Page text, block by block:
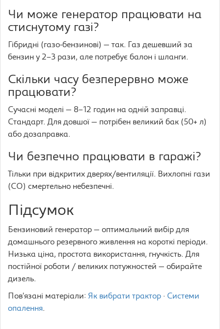
Чи може генератор працювати на
стиснутому газі?
Гібридні (газо-бензинові) — так. Газ дешевший за
бензин у 2–3 рази, але потребує балон і шланги.
Скільки часу безперервно може
працювати?
Сучасні моделі — 8–12 годин на одній заправці.
Стандарт. Для довшої — потрібен великий бак (50+ л)
або дозаправка.
Чи безпечно працювати в гаражі?
Тільки при відкритих дверях/вентиляції. Вихлопні гази
(CO) смертельно небезпечні.
Підсумок
Бензиновий генератор — оптимальний вибір для
домашнього резервного живлення на короткі періоди.
Низька ціна, простота використання, гнучкість. Для
постійної роботи / великих потужностей — обирайте
дизель.
Пов’язані матеріали: Як вибрати трактор · Системи
опалення.